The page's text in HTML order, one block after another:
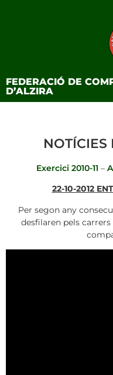
FEDERACIÓ DE
D’ALZIRA
NOTÍCIES
Exercici 2010-11 –
22-10-2012
Per segon any
desfilaren pels